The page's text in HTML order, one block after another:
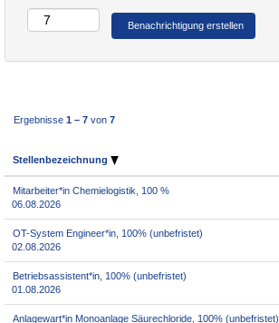
Ergebnisse 1 – 7 von 7
Stellenbezeichnung
Mitarbeiter*in Chemielogistik, 100 %
06.08.2026
OT-System Engineer*in, 100% (unbefristet)
02.08.2026
Betriebsassistent*in, 100% (unbefristet)
01.08.2026
Anlagewart*in Monoanlage Säurechloride, 100% (unbefristet)